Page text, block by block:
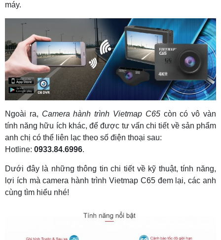
máy.
Ngoài ra, Camera hành trình Vietmap C65 còn có vô vàn
tính năng hữu ích khác, để được tư vấn chi tiết về sản phẩm
anh chị có thể liên lạc theo số điện thoại sau:
Hotline: 0933.84.6996.
Dưới đây là những thông tin chi tiết về kỹ thuật, tính năng,
lợi ích mà camera hành trình Vietmap C65 đem lại, các anh
cùng tìm hiểu nhé!